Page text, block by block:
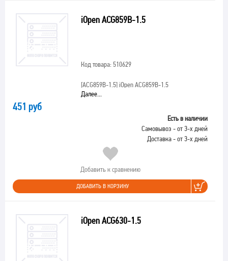
iOpen ACG859B-1.5
Код товара: 510629
[ACG859B-1.5]iOpen ACG859B-1.5
Далее...
451 руб
Есть в наличии
Самовывоз - от 3-х дней
Доставка - от 3-х дней
Добавить к сравнению
ДОБАВИТЬ В КОРЗИНУ
iOpen ACG630-1.5